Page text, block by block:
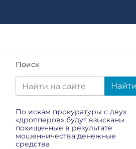
Поиск
Найти
По искам прокуратуры с двух
«дропперов» будут взысканы
похищенные в результате
мошенничества денежные
средства